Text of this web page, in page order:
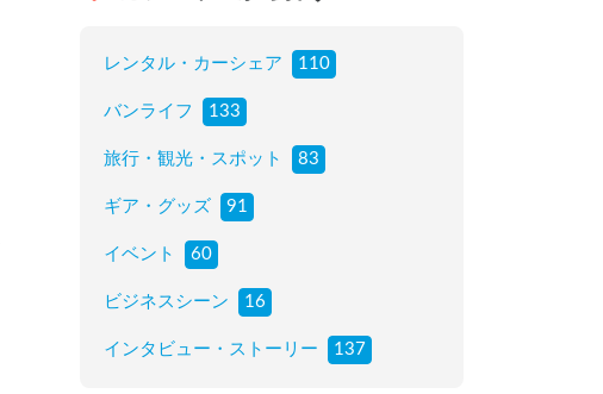
レンタル・カーシェア 110
バンライフ 133
旅行・観光・スポット 83
ギア・グッズ 91
イベント 60
ビジネスシーン 16
インタビュー・ストーリー 137